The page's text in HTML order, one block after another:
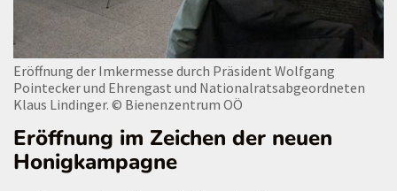
Eröffnung der Imkermesse durch Präsident Wolfgang
Pointecker und Ehrengast und Nationalratsabgeordneten
Klaus Lindinger. © Bienenzentrum OÖ
Eröffnung im Zeichen der neuen
Honigkampagne